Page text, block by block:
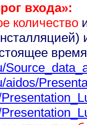
входа»:
количество
aidos/